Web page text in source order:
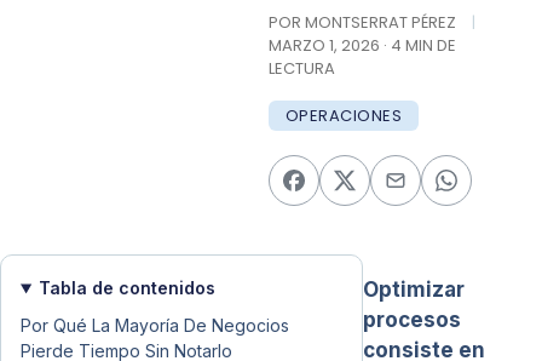
POR MONTSERRAT PÉREZ
|
MARZO 1, 2026 · 4 MIN DE
LECTURA
OPERACIONES
Tabla de contenidos
Por Qué La Mayoría De Negocios
Pierde Tiempo Sin Notarlo
Optimizar
procesos
consiste en